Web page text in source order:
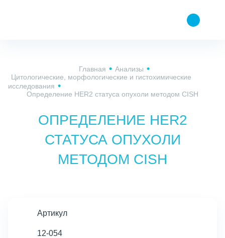
Главная
Анализы
Цитологические, морфологические и гистохимические
исследования
Определение HER2 статуса опухоли методом СISH
ОПРЕДЕЛЕНИЕ HER2
СТАТУСА ОПУХОЛИ
МЕТОДОМ СISH
Артикул
12-054